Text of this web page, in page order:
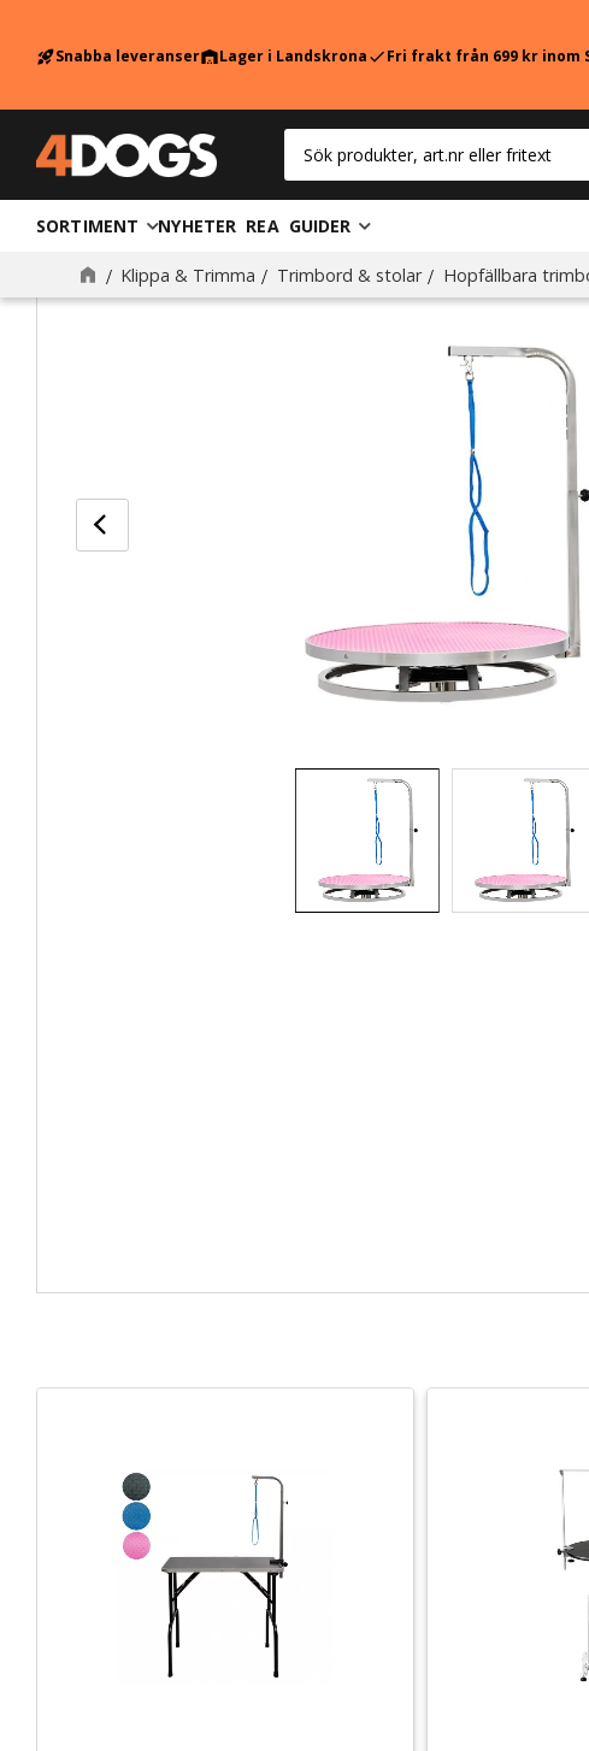
rocket_launchSnabba leveranserwarehouseLager i LandskronacheckFri frakt från 699 kr inom
SORTIMENT NYHETER REA GUIDER
Klippa & Trimma Trimbord & stolar Hopfällbara